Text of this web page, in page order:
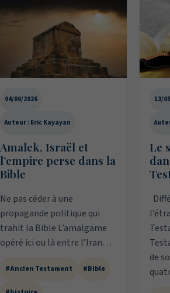
04/06/2026
Auteur : Eric Kayayan
Amalek, Israël et
l’empire perse dans la
Bible
Ne pas céder à une
propagande politique qui
trahit la Bible L’amalgame
opéré ici ou là entre l’Iran…
#Ancien Testament #Bible
13/
Le
de